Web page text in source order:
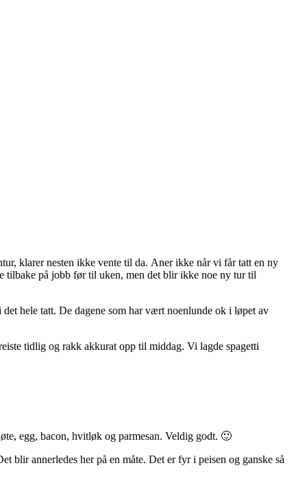
klarer nesten ikke vente til da. Aner ikke når vi får tatt en ny
tilbake på jobb før til uken, men det blir ikke noe ny tur til
hele tatt. De dagene som har vært noenlunde ok i løpet av
tidlig og rakk akkurat opp til middag. Vi lagde spagetti
egg, bacon, hvitløk og parmesan. Veldig godt. 🙂
blir annerledes her på en måte. Det er fyr i peisen og ganske så